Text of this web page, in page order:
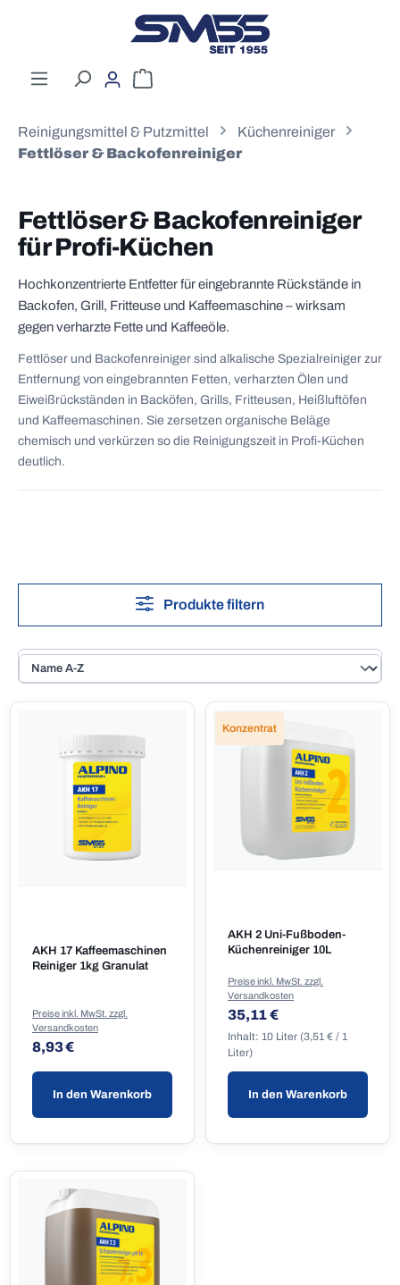
Zum Hauptinhalt springen
Warenkorb enthält 0 Positionen. Der
Reinigungsmittel & Putzmittel
Küchenreiniger
Fettlöser & Backofenreiniger
Fettlöser & Backofenreiniger
für Profi-Küchen
Hochkonzentrierte Entfetter für eingebrannte Rückstände in
Backofen, Grill, Fritteuse und Kaffeemaschine – wirksam
gegen verharzte Fette und Kaffeeöle.
Fettlöser und Backofenreiniger sind alkalische Spezialreiniger zur
Entfernung von eingebrannten Fetten, verharzten Ölen und
Eiweißrückständen in Backöfen, Grills, Fritteusen, Heißluftöfen
und Kaffeemaschinen. Sie zersetzen organische Beläge
chemisch und verkürzen so die Reinigungszeit in Profi-Küchen
deutlich.
Produkte filtern
AKH 17 Kaffeemaschinen
Reiniger 1kg Granulat
Regulärer Preis:
8,93 €
Preise inkl. MwSt. zzgl.
Versandkosten
In den Warenkorb
Konzentrat
AKH 2 Uni-Fußboden-
Küchenreiniger 10L
Inhalt: 10 Liter (3,51 € / 1
Liter)
Regulärer Preis:
35,11 €
Preise inkl. MwSt. zzgl.
Versandkosten
In den Warenkorb